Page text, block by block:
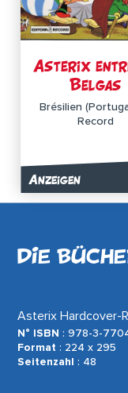
Asterix
Belgas
Brésilien
Record
Anzeigen
DIE
Asterix Hardcover-
N° ISBN : 978-3-
Format : 224 x 295
Seitenzahl
: 48